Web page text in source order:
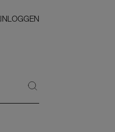
INLOGGEN